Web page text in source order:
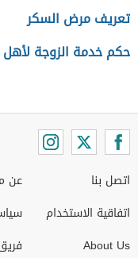
تعريف مرض السكر
حكم خدمة الزوجة
اتصل بنا
اتفاقية الاستخدام
About Us
عن